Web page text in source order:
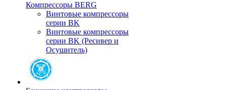
Компрессоры BERG
Винтовые компрессоры
серии BK
Винтовые компрессоры
серии BK (Ресивер и
Осушитель)